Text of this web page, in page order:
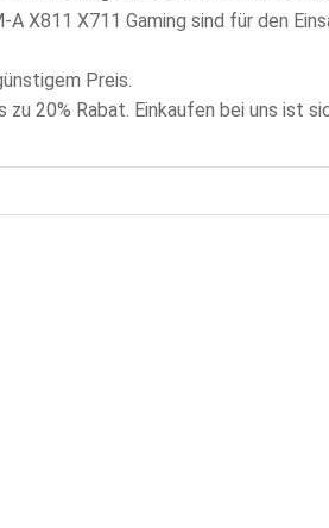
X811 X711 Gaming sind für den
Preis.
20% Rabat. Einkaufen bei uns ist